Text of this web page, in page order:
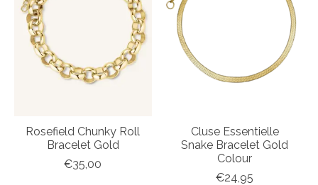
Rosefield Chunky Roll
Bracelet Gold
€35,00
Cluse Essentielle
Snake Bracelet Gold
Colour
€24,95